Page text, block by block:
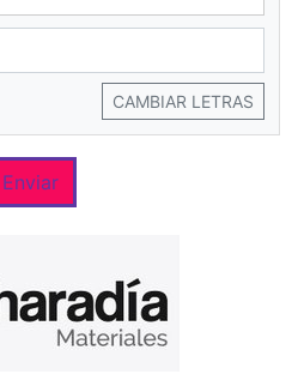
CAMBIAR LETRAS